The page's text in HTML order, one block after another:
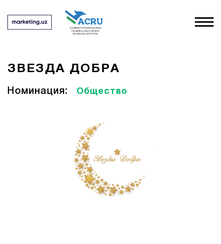
ЗВЕЗДА ДОБРА
Номинация: Общество